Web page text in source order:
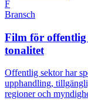
F
Bransch
Film för
tonalitet
Offentlig sektor har
upphandling,
regioner och